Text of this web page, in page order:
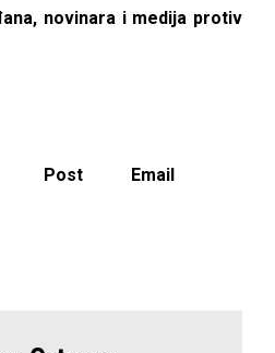
novinara i medija protiv
Post Email